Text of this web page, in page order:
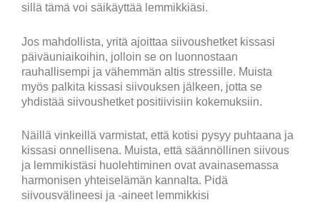
sillä tämä voi säikäyttää lemmikkiäsi.
Jos mahdollista, yritä ajoittaa siivoushetket kissasi
päiväuniaikoihin, jolloin se on luonnostaan
rauhallisempi ja vähemmän altis stressille. Muista
myös palkita kissasi siivouksen jälkeen, jotta se
yhdistää siivoushetket positiivisiin kokemuksiin.
Näillä vinkeillä varmistat, että kotisi pysyy puhtaana ja
kissasi onnellisena. Muista, että säännöllinen siivous
ja lemmikistäsi huolehtiminen ovat avainasemassa
harmonisen yhteiselämän kannalta. Pidä
siivousvälineesi ja -aineet lemmikkisi